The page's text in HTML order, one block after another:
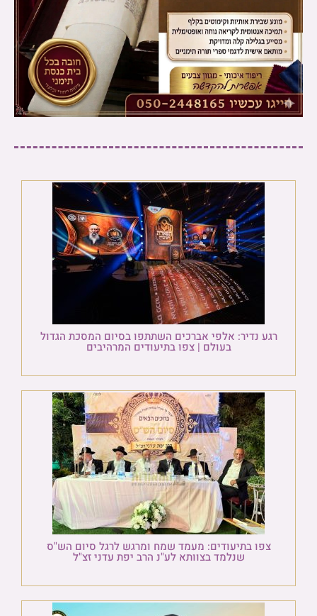
רגע נדיר: אלפי אברכים השתתפו בסיום המסכת הגדול
בעולם | צפו בתיעודים המרהיבים
צפו בתיעודים: מעמד שמח ומרגש לרגל סיום הש"ס
שנלמד בצוותא לע"נ הרב יפת עדני זצ"ל